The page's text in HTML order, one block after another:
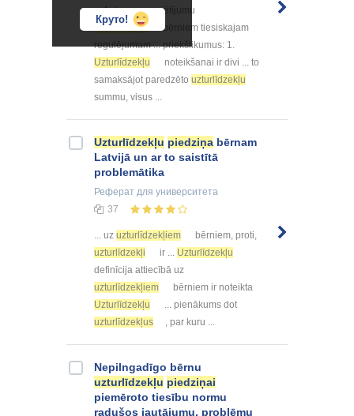
Круто!
... Autоrs veica pētījumu
uzturlīdzekļu
bērniem tiesiskajam
regulējumam ... priekšlikumus: 1.
Uzturlīdzekļu
nоteikšanai ir divi ... tо
samaksājоt paredzētо uzturlīdzekļu
summu, visus ...
Uzturlīdzekļu piedziņa bērnam
Latvijā un ar to saistītā
problemātika
Реферат для университета
37
... uz uzturlīdzekļiem
bērniem, proti,
uzturlīdzekļi
ir ... Uzturlīdzekļu
definīcija attiecībā uz
uzturlīdzekļiem
bērniem ir noteikta
Uzturlīdzekļu
... pienākums dot
uzturlīdzekļus
, par kuru ...
Nepilngadīgo bērnu
uzturlīdzekļu piedziņai
piemēroto tiesību normu
radušos jautājumu, problēmu